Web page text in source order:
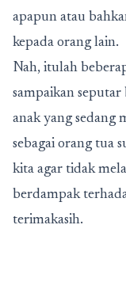
apapun atau
kepada orang lain.
Nah, itulah
sampaikan
anak yang sedang
sebagai orang tua
kita agar tidak
berdampak
terimakasih.